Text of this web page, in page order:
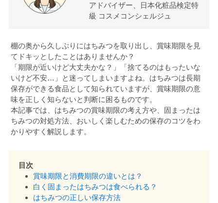
アドバイザー、日本化粧品検定特
級 コスメコンシェルジュ
棚の奥から久しぶりにはちみつを取り出し、賞味期限を見
てドキッとしたことはありませんか？
「期限が近いけど大丈夫かな？」「捨てるのはもったいな
いけど不安…」と迷ってしまいますよね。はちみつは長期
保存ができる食品として知られていますが、賞味期限の意
味を正しく知らないと判断に困るものです。
本記事では、はちみつの賞味期限の考え方や、固まったは
ちみつの対処方法、おいしく楽しむための保存のコツをわ
かりやすく解説します。
目次
賞味期限と消費期限の違いとは？
白く固まったはちみつは食べられる？
はちみつの正しい保存方法